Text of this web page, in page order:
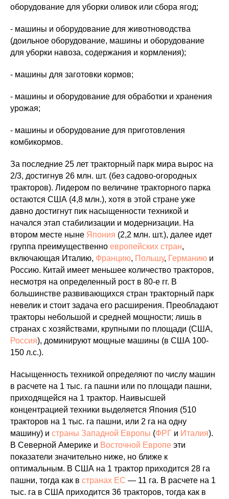
оборудование для уборки оливок или сбора ягод;
- машины и оборудование для животноводства
(доильное оборудование, машины и оборудование
для уборки навоза, содержания и кормления);
- машины для заготовки кормов;
- машины и оборудование для обработки и хранения
урожая;
- машины и оборудование для приготовления
комбикормов.
За последние 25 лет тракторный парк мира вырос на
2/3, достигнув 26 млн. шт. (без садово-огородных
тракторов). Лидером по величине тракторного парка
остаются США (4,8 млн.), хотя в этой стране уже
давно достигнут пик насыщенности техникой и
начался этап стабилизации и модернизации. На
втором месте ныне Япония (2,2 млн. шт.), далее идет
группа преимущественно европейских стран,
включающая Италию, Францию, Польшу, Германию и
Россию. Китай имеет меньшее количество тракторов,
несмотря на определенный рост в 80-е гг. В
большинстве развивающихся стран тракторный парк
невелик и стоит задача его расширения. Преобладают
тракторы небольшой и средней мощности; лишь в
странах с хозяйствами, крупными по площади (США,
Россия), доминируют мощные машины (в США 100-
150 л.с.).
Насыщенность техникой определяют по числу машин
в расчете на 1 тыс. га пашни или по площади пашни,
приходящейся на 1 трактор. Наивысшей
концентрацией техники выделяется Япония (510
тракторов на 1 тыс. га пашни, или 2 га на одну
машину) и страны Западной Европы (ФРГ и Италия).
В Северной Америке и Восточной Европе эти
показатели значительно ниже, но ближе к
оптимальным. В США на 1 трактор приходится 28 га
пашни, тогда как в странах ЕС — 11 га. В расчете на 1
тыс. га в США приходится 36 тракторов, тогда как в